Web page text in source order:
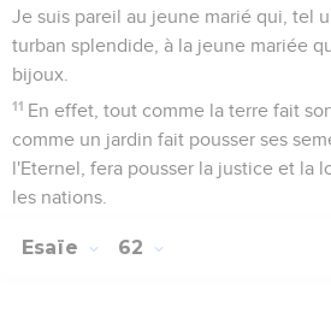
Je suis pareil au jeune marié qui, tel
turban splendide, à la jeune mariée
bijoux.
11 En effet, tout comme la terre fait
comme un jardin fait pousser ses
l'Eternel, fera pousser la justice et la
les nations.
Esaïe 62